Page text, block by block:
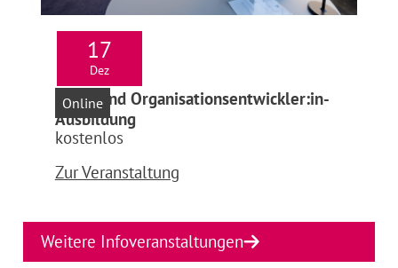
17
Dez
Infoabend Organisationsentwickler:in-
Ausbildung
Online
kostenlos
Zur Veranstaltung
Weitere Infoveranstaltungen